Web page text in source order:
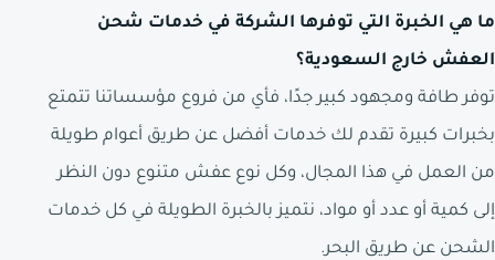
ما هي الخبرة التي توفرها الشركة في خدمات شحن
العفش خارج السعودية؟
توفر طافة ومجهود كبير جدًا، فأي من فروع مؤسساتنا تتمتع
بخبرات كبيرة تقدم لك خدمات أفضل عن طريق أعوام طويلة
من العمل في هذا المجال، وكل نوع عفش متنوع دون النظر
إلى كمية أو عدد أو مواد، نتميز بالخبرة الطويلة في كل خدمات
الشحن عن طريق البحر.